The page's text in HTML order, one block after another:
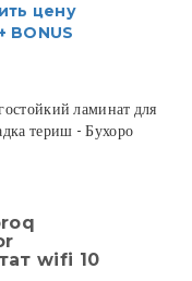
цену
BONUS
wifi 10